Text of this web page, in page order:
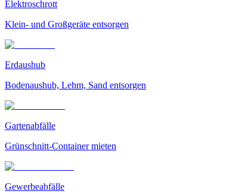
Elektroschrott
Klein- und Großgeräte entsorgen
Erdaushub
Bodenaushub, Lehm, Sand entsorgen
Gartenabfälle
Grünschnitt-Container mieten
Gewerbeabfälle